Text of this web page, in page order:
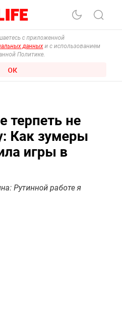
с приложенной
данных и с использованием
Политике.
ОК
терпеть не
Как зумеры
игры в
Рутинной работе я